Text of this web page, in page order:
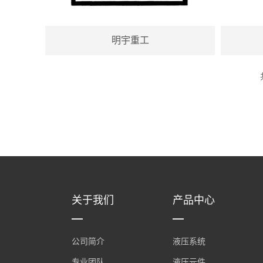
明宇重工
关于我们
公司简介
产品中心
液压系统